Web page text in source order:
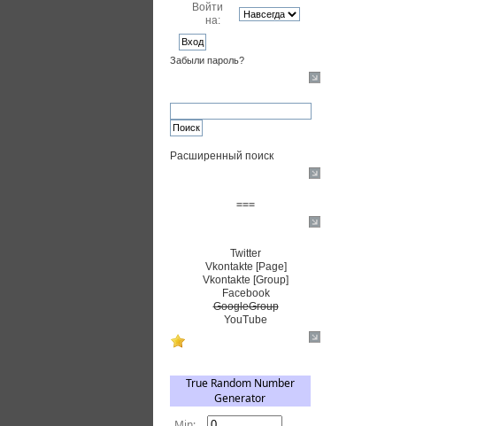
Войти
на:
Забыли пароль?
Расширенный поиск
===
Twitter
Vkontakte [Page]
Vkontakte [Group]
Facebook
GoogleGroup
YouTube